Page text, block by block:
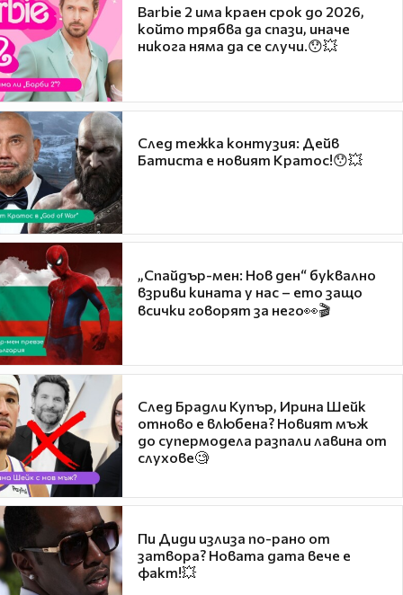
Barbie 2 има краен срок до 2026,
който трябва да спази, иначе
никога няма да се случи.😯💥
След тежка контузия: Дейв
Батиста е новият Кратос!😯💥
„Спайдър-мен: Нов ден“ буквално
взриви кината у нас – ето защо
всички говорят за него👀🎬
След Брадли Купър, Ирина Шейк
отново е влюбена? Новият мъж
до супермодела разпали лавина от
слухове🧐
Пи Диди излиза по-рано от
затвора? Новата дата вече е
факт!💥